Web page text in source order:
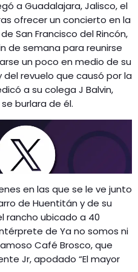
a Guadalajara, Jalisco, el
ofrecer un concierto en la
San Francisco del Rincón,
de semana para reunirse
un poco en medio de su
revuelo que causó por la
a su colega J Balvin,
burlara de él.
en las que se le ve junto
de Huentitán y de su
rancho ubicado a 40
de Ya no somos ni
Café Brosco, que
Jr, apodado “El mayor